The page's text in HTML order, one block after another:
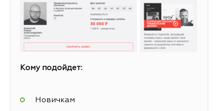
Кому подойдет:
Новичкам